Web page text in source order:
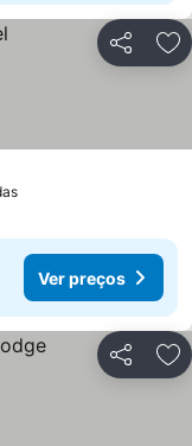
Partilhar
Ver preços
Ver preços
Partilhar